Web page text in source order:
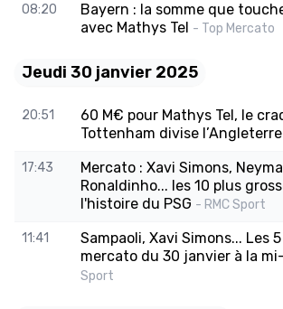
08:20
Bayern : la somme que
avec Mathys Tel - Top Mercato
Jeudi 30 janvier 2025
20:51
60 M€ pour Mathys Tel, le
Tottenham divise l’Angleterre
17:43
Mercato : Xavi Simons,
Ronaldinho... les 10 plus
l'histoire du PSG - RMC Sport
11:41
Sampaoli, Xavi Simons... Les
mercato du 30 janvier à la
Sport